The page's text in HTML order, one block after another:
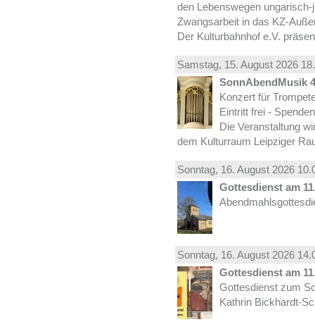
den Lebenswegen
Zwangsarbeit in das KZ-
Der Kulturbahnhof e.V.
Samstag, 15. August 2026
SonnAbendMusik 4
Konzert für
Eintritt frei -
Die Veranstaltung
dem Kulturraum Leipziger
Sonntag, 16. August 2026
Gottesdienst am
Sonntag, 16. August 2026
Gottesdienst am
Gottesdienst zum
Kathrin Bickhardt-